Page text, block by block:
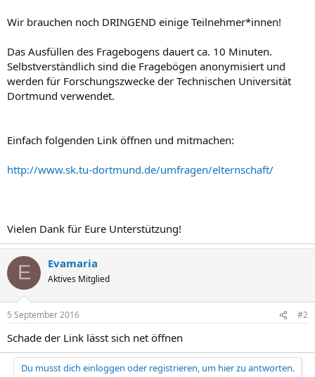
Wir brauchen noch DRINGEND einige Teilnehmer*innen!
Das Ausfüllen des Fragebogens dauert ca. 10 Minuten.
Selbstverständlich sind die Fragebögen anonymisiert und
werden für Forschungszwecke der Technischen Universität
Dortmund verwendet.
Einfach folgenden Link öffnen und mitmachen:
http://www.sk.tu-dortmund.de/umfragen/elternschaft/
Vielen Dank für Eure Unterstützung!
E Evamaria
Aktives Mitglied
5 September 2016 #2
Schade der Link lässt sich net öffnen
Du musst dich einloggen oder registrieren, um hier zu antworten.